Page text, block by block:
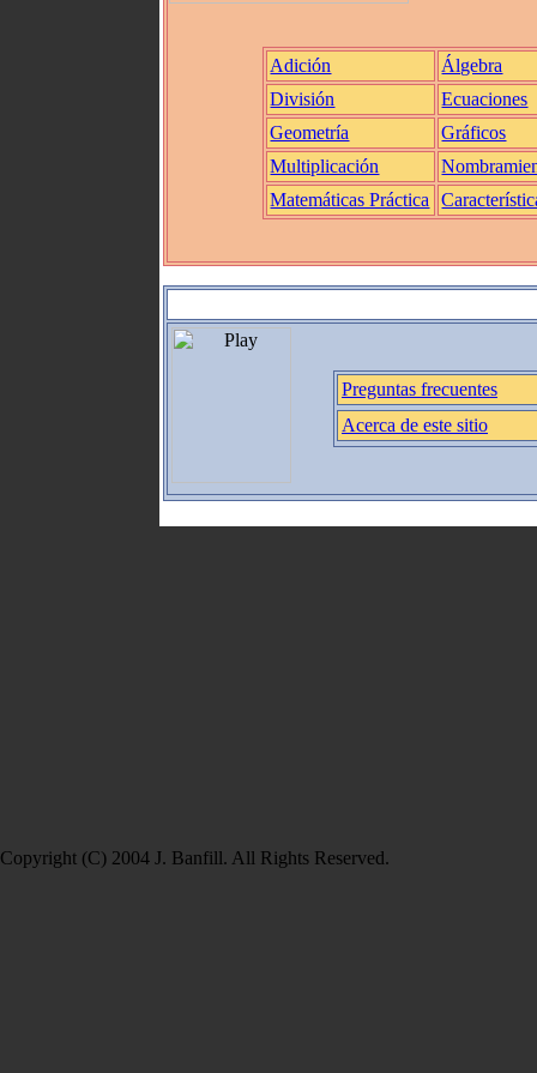
Adición
Álgebra
División
Ecuaciones
Geometría
Gráficos
Multiplicación
Matemáticas Práctica
Preguntas frecuentes
Acerca de este sitio
Copyright (C) 2004 J. Banfill. All Rights Reserved.